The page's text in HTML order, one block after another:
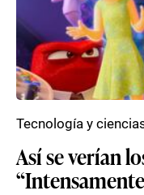
Así se verían
Tecnología y